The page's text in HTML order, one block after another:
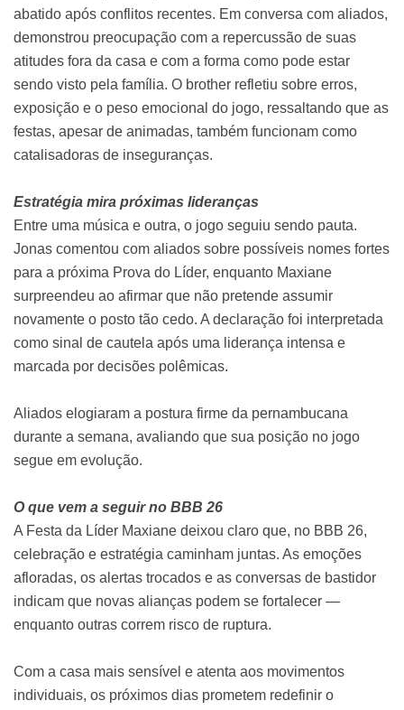
abatido após conflitos recentes. Em conversa com aliados,
demonstrou preocupação com a repercussão de suas
atitudes fora da casa e com a forma como pode estar
sendo visto pela família. O brother refletiu sobre erros,
exposição e o peso emocional do jogo, ressaltando que as
festas, apesar de animadas, também funcionam como
catalisadoras de inseguranças.
Estratégia mira próximas lideranças
Entre uma música e outra, o jogo seguiu sendo pauta.
Jonas comentou com aliados sobre possíveis nomes fortes
para a próxima Prova do Líder, enquanto Maxiane
surpreendeu ao afirmar que não pretende assumir
novamente o posto tão cedo. A declaração foi interpretada
como sinal de cautela após uma liderança intensa e
marcada por decisões polêmicas.
Aliados elogiaram a postura firme da pernambucana
durante a semana, avaliando que sua posição no jogo
segue em evolução.
O que vem a seguir no BBB 26
A Festa da Líder Maxiane deixou claro que, no BBB 26,
celebração e estratégia caminham juntas. As emoções
afloradas, os alertas trocados e as conversas de bastidor
indicam que novas alianças podem se fortalecer —
enquanto outras correm risco de ruptura.
Com a casa mais sensível e atenta aos movimentos
individuais, os próximos dias prometem redefinir o